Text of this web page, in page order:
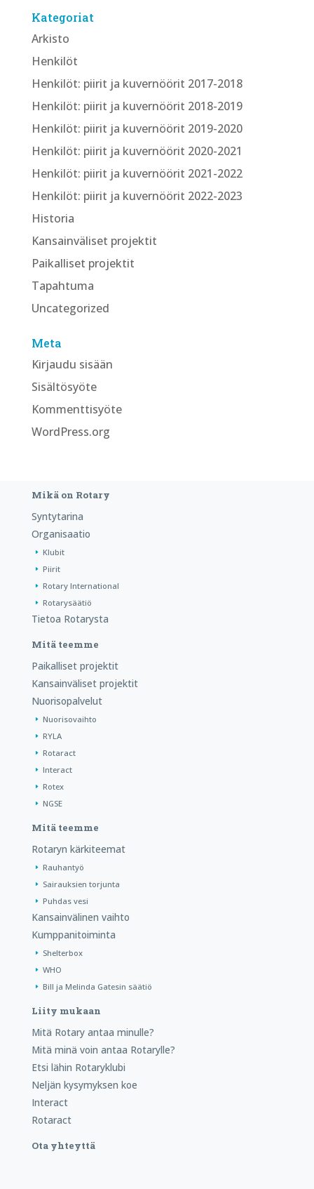
Kategoriat
Arkisto
Henkilöt
Henkilöt: piirit ja kuvernöörit 2017-2018
Henkilöt: piirit ja kuvernöörit 2018-2019
Henkilöt: piirit ja kuvernöörit 2019-2020
Henkilöt: piirit ja kuvernöörit 2020-2021
Henkilöt: piirit ja kuvernöörit 2021-2022
Henkilöt: piirit ja kuvernöörit 2022-2023
Historia
Kansainväliset projektit
Paikalliset projektit
Tapahtuma
Uncategorized
Meta
Kirjaudu sisään
Sisältösyöte
Kommenttisyöte
WordPress.org
Mikä on Rotary
Syntytarina
Organisaatio
Klubit
Piirit
Rotary International
Rotarysäätiö
Tietoa Rotarysta
Mitä teemme
Paikalliset projektit
Kansainväliset projektit
Nuorisopalvelut
Nuorisovaihto
RYLA
Rotaract
Interact
Rotex
NGSE
Mitä teemme
Rotaryn kärkiteemat
Rauhantyö
Sairauksien torjunta
Puhdas vesi
Kansainvälinen vaihto
Kumppanitoiminta
Shelterbox
WHO
Bill ja Melinda Gatesin säätiö
Liity mukaan
Mitä Rotary antaa minulle?
Mitä minä voin antaa Rotarylle?
Etsi lähin Rotaryklubi
Neljän kysymyksen koe
Interact
Rotaract
Ota yhteyttä